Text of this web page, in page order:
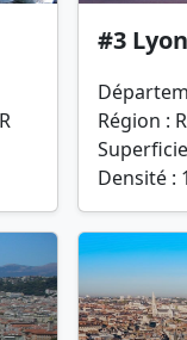
#3
Région :
Densité :